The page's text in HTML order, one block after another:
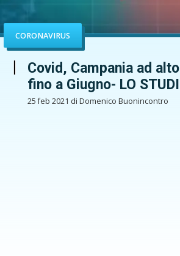
CORONAVIRUS
Covid, Campania ad
fino a Giugno- LO
25 feb 2021 di Domenico Buonincontro